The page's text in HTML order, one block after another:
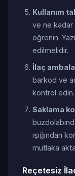
Kullanım
ve ne kadar
öğrenin.
edilmelidir.
İlaç
barkod ve
kontrol edin.
Saklama
ışığından
mutlaka
Reçetesiz